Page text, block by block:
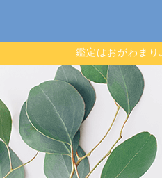
鑑定はおがわまり